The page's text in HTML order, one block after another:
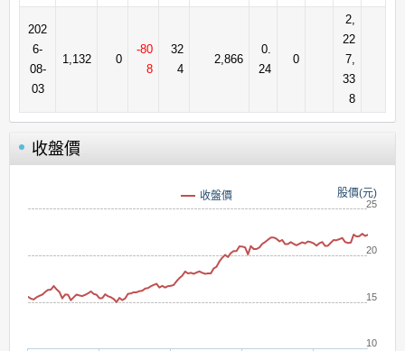
202
6-
08-
03
1,132 0
-80
8
32
4
2,866
0.
24
0
2,
22
7,
33
8
收盤價
股價(元)
收盤價
15
20
25
10